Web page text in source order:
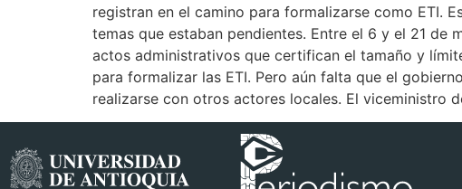
registran en el camino para formalizarse como ETI.
temas que estaban pendientes. Entre el 6 y el 21 de
actos administrativos que certifican el tamaño y
para formalizar las ETI. Pero aún falta que el
realizarse con otros actores locales. El viceministro